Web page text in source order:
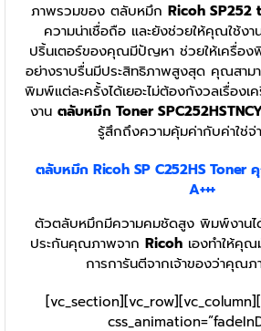
ภาพรวมของ ตลับหมึก Ricoh SP252
ความน่าเชื่อถือ และยังช่วยให้คุณใช้งา
ปริ้นเตอร์ของคุณมีปัญหา ช่วยให้เครื่อ
อย่างราบรื่นมีประสิทธิภาพสูงสุด คุณสามา
พิมพ์แต่ละครั้งได้เยอะไม่ต้องกังวลเรื่องเ
งาน ตลับหมึก Toner
รู้สึกถึงความคุ้มค่ากับค่าใช่จ่
ตลับหมึก Ricoh SP C252HS Tonerคุ
A+++
ตัวตลับหมึกมีความคมชัดสูง พิมพ์งานไ
ประกันคุณภาพจาก Ricohเองทำให้คุณ
การการันตีจากเจ้าของว่าคุณ